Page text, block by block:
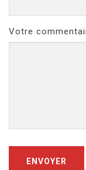
Votre
ENVOYER